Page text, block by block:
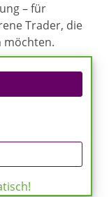
– für
Trader, die
möchten.